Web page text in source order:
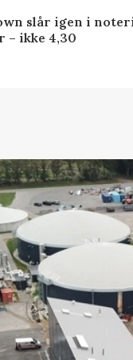
slår igen i
– ikke 4,30